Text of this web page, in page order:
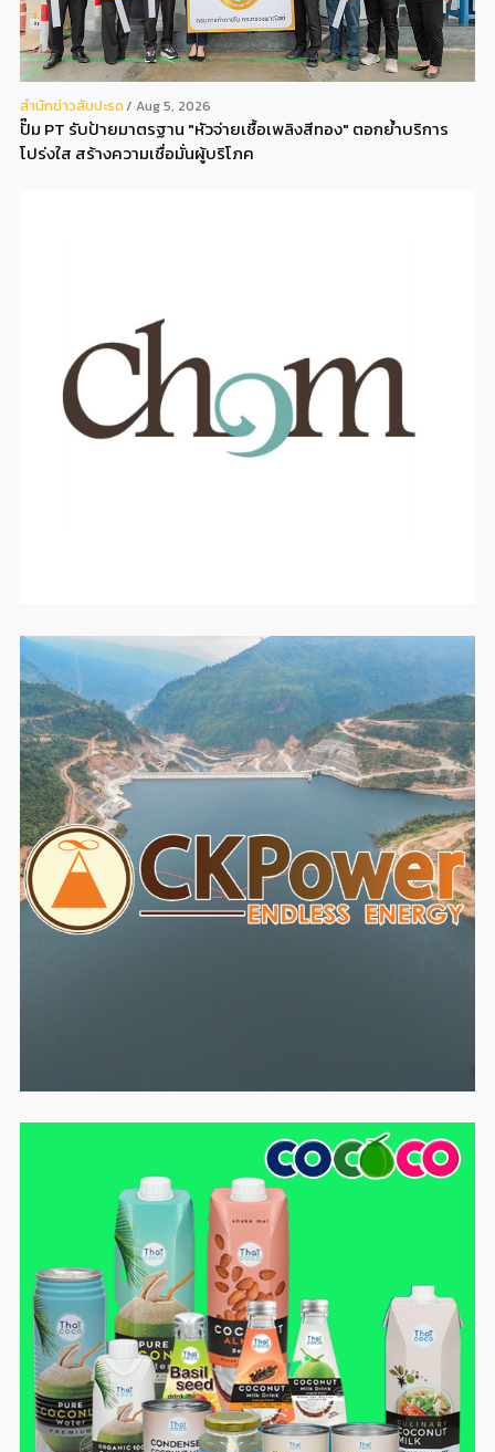
สํานักข่าวสับปะรด Aug 5, 2026
ปั๊ม PT รับป้ายมาตรฐาน "หัวจ่ายเชื้อเพลิงสีทอง" ตอกย้ำบริการ
โปร่งใส สร้างความเชื่อมั่นผู้บริโภค